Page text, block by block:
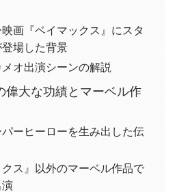
画『ベイマックス』にスタ
場した背景
オ出演シーンの解説
偉大な功績とマーベル作
ーヒーローを生み出した伝
クス』以外のマーベル作品で